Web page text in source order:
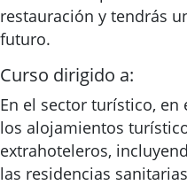
restauración y tendrás
futuro.
Curso dirigido a:
En el sector turístico,
los alojamientos
extrahoteleros,
las residencias